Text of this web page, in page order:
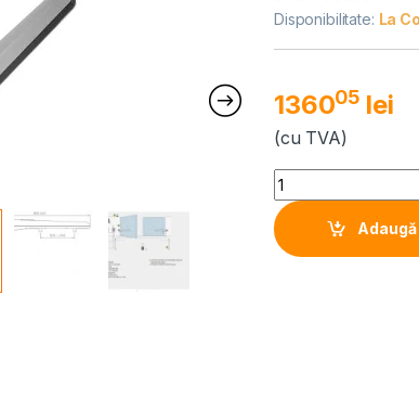
Disponibilitate: La
136005 lei
(cu TVA)
Quantity